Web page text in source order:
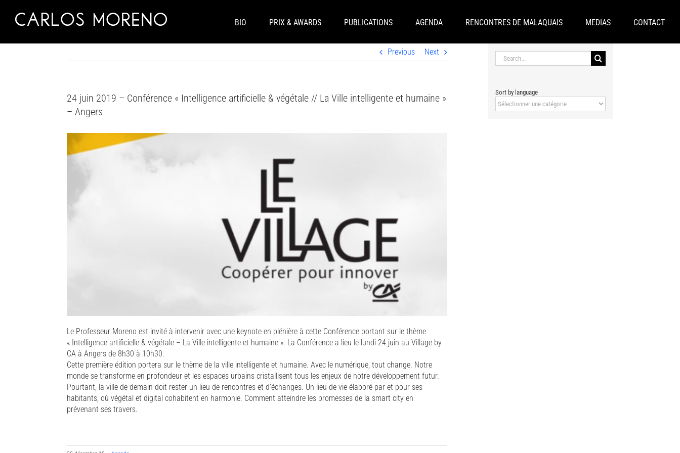
content
BIO PRIX & AWARDS PUBLICATIONS AGENDA RENCONTRES DE MALAQUAIS MEDIAS CONTACT
Previous Next
24 juin 2019 – Conférence « Intelligence artificielle & végétale // La Ville intelligente et humaine »
– Angers
Le Professeur Moreno est invité à intervenir avec une keynote en plénière à cette Conférence portant sur le thème
« Intelligence artificielle & végétale – La Ville intelligente et humaine ». La Conférence a lieu le lundi 24 juin au Village by
CA à Angers de 8h30 à 10h30.
Cette première édition portera sur le thème de la ville intelligente et humaine. Avec le numérique, tout change. Notre
monde se transforme en profondeur et les espaces urbains cristallisent tous les enjeux de notre développement futur.
Pourtant, la ville de demain doit rester un lieu de rencontres et d’échanges. Un lieu de vie élaboré par et pour ses
habitants, où végétal et digital cohabitent en harmonie. Comment atteindre les promesses de la smart city en
prévenant ses travers.
Search
for:
Sort by language
Sort
by